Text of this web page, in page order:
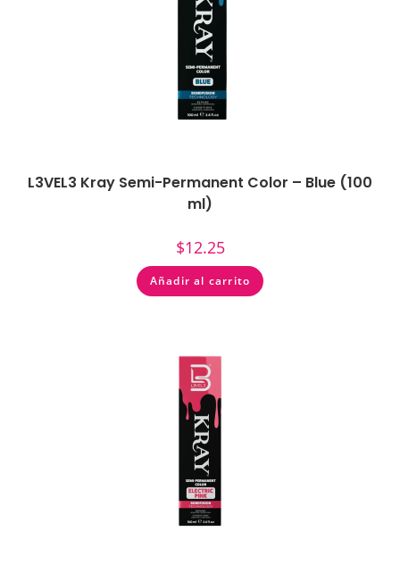
L3VEL3 Kray Semi-Permanent Color – Blue (100
ml)
$12.25
Añadir al carrito